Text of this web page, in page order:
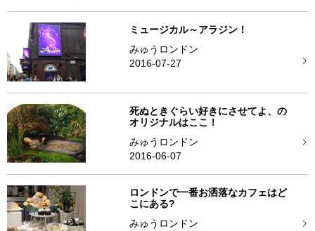
ミュージカル～アラジン！
みゅうロンドン
2016-07-27
死ぬときぐらい好きにさせてよ、の
オリジナルはここ！
みゅうロンドン
2016-06-07
ロンドンで一番お洒落なカフェはど
こにある?
みゅうロンドン